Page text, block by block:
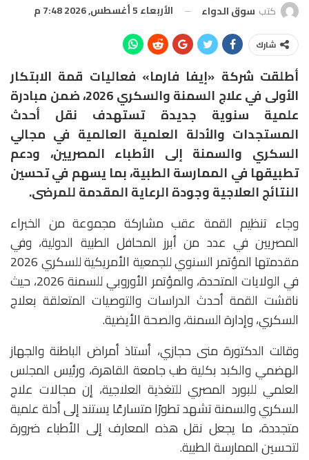
كتب سوق الدواء الأربعاء 5 أغسطس, 2026 7:48 م
شارك
أطلقت شركة «إيفا فارما» فعاليات قمة الابتكار
الأولى في علاج السمنة والسكري 2026، ضمن مبادرة
علمية سنوية جديدة تستهدف نقل أحدث
المستجدات والأدلة العلمية العالمية في مجالي
السكري والسمنة إلى الأطباء المصريين، ودعم
تطبيقها في الممارسة الطبية، بما يسهم في تحسين
النتائج العلاجية وجودة الرعاية المقدمة للمرضى.
وجاء تنظيم القمة عقب مشاركة مجموعة من الخبراء
المصريين في عدد من أبرز المحافل الطبية الدولية، وفي
مقدمتها المؤتمر السنوي للجمعية الأمريكية للسكري 2026
في الولايات المتحدة، والمؤتمر الأوروبي للسمنة 2026، حيث
ناقشت القمة أحدث الدراسات والتوصيات المتعلقة بعلاج
السكري، وإدارة السمنة، والصحة الأيضية.
وقالت الدكتورة منى حجازي، أستاذ أمراض الباطنة والجهاز
الهضمي والكبد بكلية طب جامعة القاهرة، ورئيس المجلس
العلمي للبورد المصري للتغذية العلاجية، إن مجالات علاج
السكري والسمنة تشهد تطورًا متسارعًا يستند إلى أدلة علمية
متجددة، ما يجعل نقل هذه المعارف إلى الأطباء ضرورة
لتحسين الممارسة الطبية.